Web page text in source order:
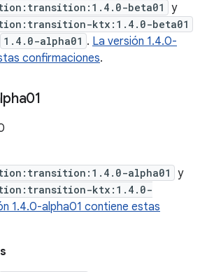
beta01 y
ktx:1.4.0-beta01
1.4.0-alpha01 . La versión 1.4.0-
confirmaciones.
alpha01 y
ktx:1.4.0-
1.4.0-alpha01 contiene estas